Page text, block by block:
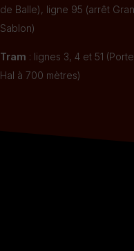
de Balle), ligne 95 (arrêt
Sablon)
Tram : lignes 3, 4 et 51
Hal à 700 mètres)